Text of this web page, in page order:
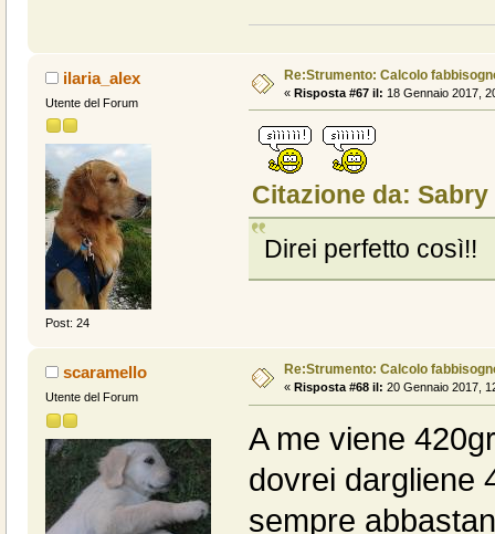
ilaria_alex
Utente del Forum
Post: 24
Re:Strumento: Calcolo
« Risposta #67 il: 18 Gennaio 2017,
Citazione da: Sabry
Direi perfetto così!!
scaramello
Utente del Forum
Re:Strumento: Calcolo
« Risposta #68 il: 20 Gennaio 2017,
A me viene
dovrei dargliene
sempre